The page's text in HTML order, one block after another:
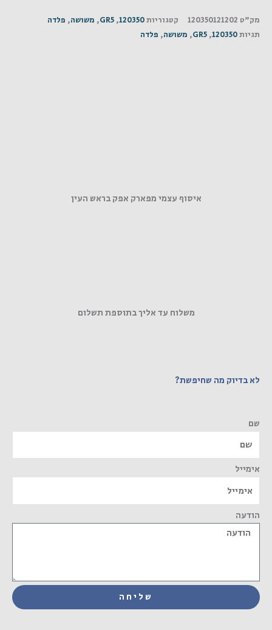
מק"ט 120350121202 קטגוריות120350
,
GR5
, משושה, פלדה
תגיות120350
,
GR5
, משושה, פלדה
איסוף עצמי מפארק אפק בראש העין
משלוח עד אליך בתוספת תשלום
לא בדיוק מה שחיפשת?
שם
אימייל
הודעה
שליחה